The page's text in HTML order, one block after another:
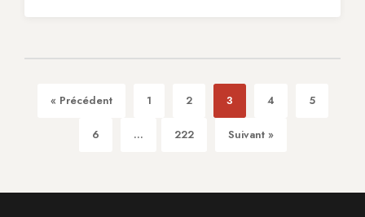
« Précédent 1 2 3 4 5
6 ... 222 Suivant »